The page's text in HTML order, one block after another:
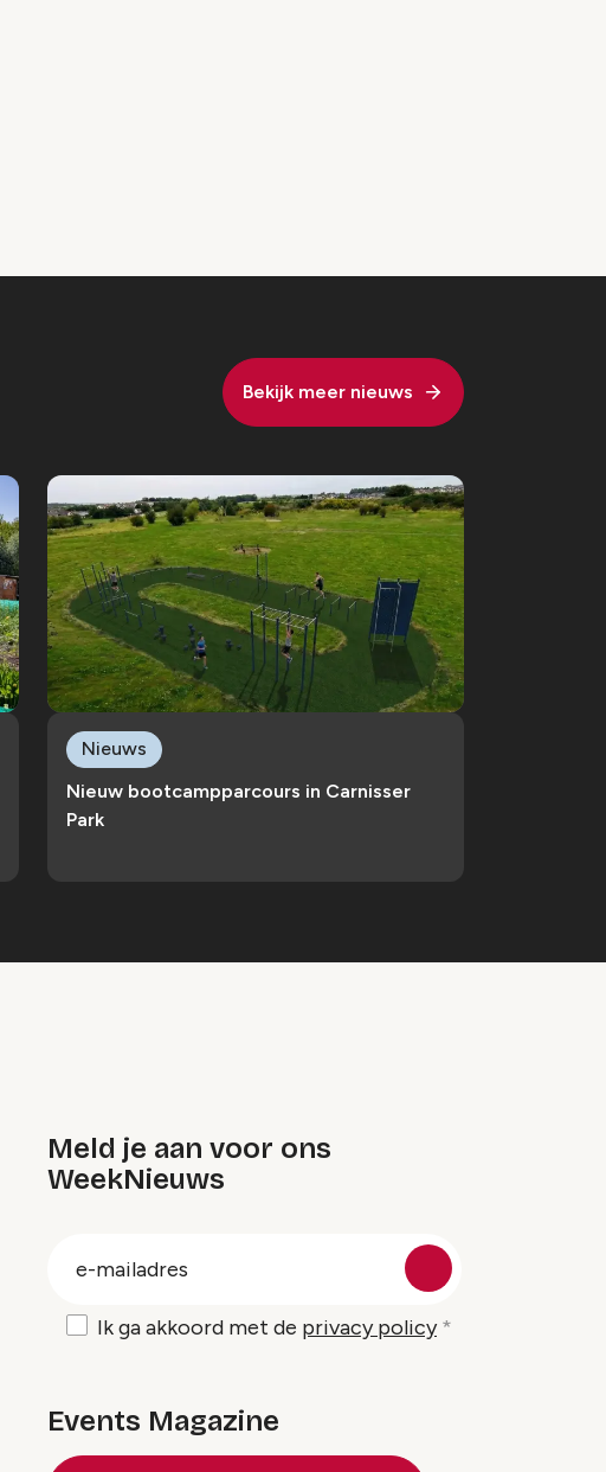
Bekijk meer nieuws
Nieuw bootcampparcours in Carnisser
Park
Nieuws
Meld je aan voor ons
WeekNieuws
Ik ga akkoord met de privacy policy
Events Magazine